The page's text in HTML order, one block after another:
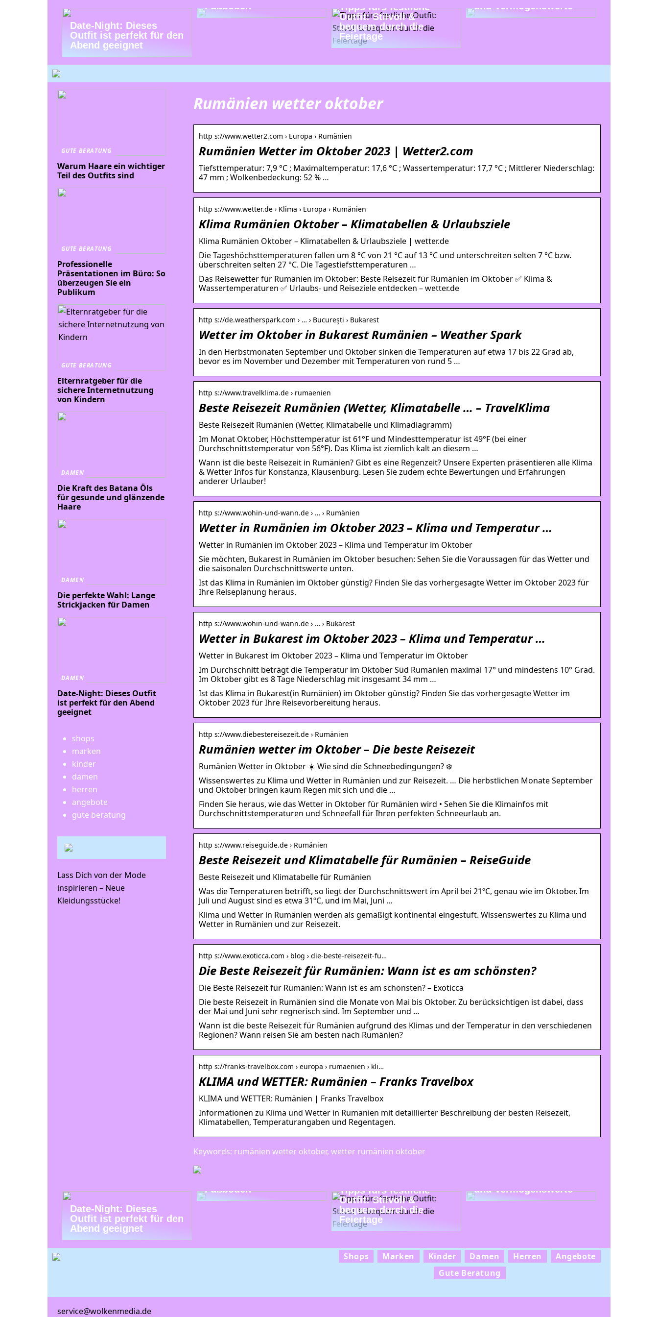
Date-Night: Dieses
Outfit ist perfekt für den
Abend geeignet
Fußböden
Tipps fürs festliche
Outfit: Stilvoll &
bequem durch die
Feiertage
und Vermögenswerte
Rumänien wetter oktober
http s://www.wetter2.com › Europa › Rumänien
Rumänien Wetter im Oktober 2023 | Wetter2.com
Tiefsttemperatur: 7,9 °C ; Maximaltemperatur: 17,6 °C ; Wassertemperatur: 17,7 °C ; Mittlerer Niederschlag:
47 mm ; Wolkenbedeckung: 52 % …
http s://www.wetter.de › Klima › Europa › Rumänien
Klima Rumänien Oktober – Klimatabellen & Urlaubsziele
Klima Rumänien Oktober – Klimatabellen & Urlaubsziele | wetter.de
Die Tageshöchsttemperaturen fallen um 8 °C von 21 °C auf 13 °C und unterschreiten selten 7 °C bzw.
überschreiten selten 27 °C. Die Tagestiefsttemperaturen …
Das Reisewetter für Rumänien im Oktober: Beste Reisezeit für Rumänien im Oktober ✅ Klima &
Wassertemperaturen ✅ Urlaubs- und Reiseziele entdecken – wetter.de
http s://de.weatherspark.com › … › Bucureşti › Bukarest
Wetter im Oktober in Bukarest Rumänien – Weather Spark
In den Herbstmonaten September und Oktober sinken die Temperaturen auf etwa 17 bis 22 Grad ab,
bevor es im November und Dezember mit Temperaturen von rund 5 …
http s://www.travelklima.de › rumaenien
Beste Reisezeit Rumänien (Wetter, Klimatabelle … – TravelKlima
Beste Reisezeit Rumänien (Wetter, Klimatabelle und Klimadiagramm)
Im Monat Oktober, Höchsttemperatur ist 61°F und Mindesttemperatur ist 49°F (bei einer
Durchschnittstemperatur von 56°F). Das Klima ist ziemlich kalt an diesem …
Wann ist die beste Reisezeit in Rumänien? Gibt es eine Regenzeit? Unsere Experten präsentieren alle Klima
& Wetter Infos für Konstanza, Klausenburg. Lesen Sie zudem echte Bewertungen und Erfahrungen
anderer Urlauber!
http s://www.wohin-und-wann.de › … › Rumänien
Wetter in Rumänien im Oktober 2023 – Klima und Temperatur …
Wetter in Rumänien im Oktober 2023 – Klima und Temperatur im Oktober
Sie möchten, Bukarest in Rumänien im Oktober besuchen: Sehen Sie die Voraussagen für das Wetter und
die saisonalen Durchschnittswerte unten.
Ist das Klima in Rumänien im Oktober günstig? Finden Sie das vorhergesagte Wetter im Oktober 2023 für
Ihre Reiseplanung heraus.
http s://www.wohin-und-wann.de › … › Bukarest
Wetter in Bukarest im Oktober 2023 – Klima und Temperatur …
Wetter in Bukarest im Oktober 2023 – Klima und Temperatur im Oktober
Im Durchschnitt beträgt die Temperatur im Oktober Süd Rumänien maximal 17° und mindestens 10° Grad.
Im Oktober gibt es 8 Tage Niederschlag mit insgesamt 34 mm …
Ist das Klima in Bukarest(in Rumänien) im Oktober günstig? Finden Sie das vorhergesagte Wetter im
Oktober 2023 für Ihre Reisevorbereitung heraus.
http s://www.diebestereisezeit.de › Rumänien
Rumänien wetter im Oktober – Die beste Reisezeit
Rumänien Wetter in Oktober ☀️ Wie sind die Schneebedingungen? ❄️
Wissenswertes zu Klima und Wetter in Rumänien und zur Reisezeit. … Die herbstlichen Monate September
und Oktober bringen kaum Regen mit sich und die …
Finden Sie heraus, wie das Wetter in Oktober für Rumänien wird • Sehen Sie die Klimainfos mit
Durchschnittstemperaturen und Schneefall für Ihren perfekten Schneeurlaub an.
http s://www.reiseguide.de › Rumänien
Beste Reisezeit und Klimatabelle für Rumänien – ReiseGuide
Beste Reisezeit und Klimatabelle für Rumänien
Was die Temperaturen betrifft, so liegt der Durchschnittswert im April bei 21ºC, genau wie im Oktober. Im
Juli und August sind es etwa 31ºC, und im Mai, Juni …
Klima und Wetter in Rumänien werden als gemäßigt kontinental eingestuft. Wissenswertes zu Klima und
Wetter in Rumänien und zur Reisezeit.
http s://www.exoticca.com › blog › die-beste-reisezeit-fu…
Die Beste Reisezeit für Rumänien: Wann ist es am schönsten?
Die Beste Reisezeit für Rumänien: Wann ist es am schönsten? – Exoticca
Die beste Reisezeit in Rumänien sind die Monate von Mai bis Oktober. Zu berücksichtigen ist dabei, dass
der Mai und Juni sehr regnerisch sind. Im September und …
Wann ist die beste Reisezeit für Rumänien aufgrund des Klimas und der Temperatur in den verschiedenen
Regionen? Wann reisen Sie am besten nach Rumänien?
http s://franks-travelbox.com › europa › rumaenien › kli…
KLIMA und WETTER: Rumänien – Franks Travelbox
KLIMA und WETTER: Rumänien | Franks Travelbox
Informationen zu Klima und Wetter in Rumänien mit detaillierter Beschreibung der besten Reisezeit,
Klimatabellen, Temperaturangaben und Regentagen.
Keywords: rumänien wetter oktober, wetter rumänien oktober
GUTE BERATUNG
Warum Haare ein wichtiger
Teil des Outfits sind
GUTE BERATUNG
Professionelle
Präsentationen im Büro: So
überzeugen Sie ein
Publikum
GUTE BERATUNG
Elternratgeber für die
sichere Internetnutzung
von Kindern
DAMEN
Die Kraft des Batana Öls
für gesunde und glänzende
Haare
DAMEN
Die perfekte Wahl: Lange
Strickjacken für Damen
DAMEN
Date-Night: Dieses Outfit
ist perfekt für den Abend
geeignet
shops
marken
kinder
damen
herren
angebote
gute beratung
Lass Dich von der Mode
inspirieren – Neue
Kleidungsstücke!
Date-Night: Dieses
Outfit ist perfekt für den
Abend geeignet
Fußböden
Tipps fürs festliche
Outfit: Stilvoll &
bequem durch die
Feiertage
und Vermögenswerte
Shops Marken Kinder Damen Herren
Angebote
Gute Beratung
service@wolkenmedia.de